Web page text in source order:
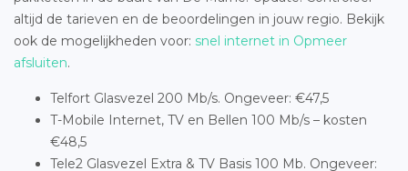
altijd de tarieven en de beoordelingen in jouw regio. Bekijk
ook de mogelijkheden voor: snel internet in Opmeer
afsluiten.
Telfort Glasvezel 200 Mb/s. Ongeveer: €47,5
T-Mobile Internet, TV en Bellen 100 Mb/s – kosten
€48,5
Tele2 Glasvezel Extra & TV Basis 100 Mb. Ongeveer: